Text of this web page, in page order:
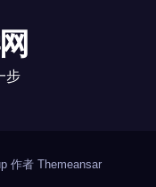
步
作者 Themeansar